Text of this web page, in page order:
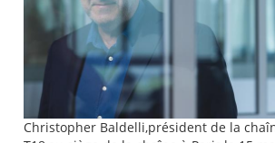
Christopher Baldelli,président de la